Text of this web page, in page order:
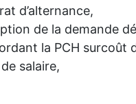
d’alternance,
de la demande
la PCH surcoût
salaire,